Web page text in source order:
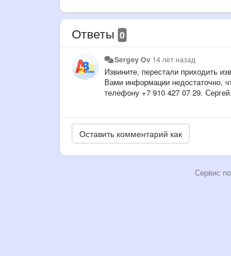
Ответы 0
Sergey Ov 14 лет назад
Извините, перестали приходить
Вами информации недостаточно,
телефону +7 910 427 07 29. Сергей.
Сервис